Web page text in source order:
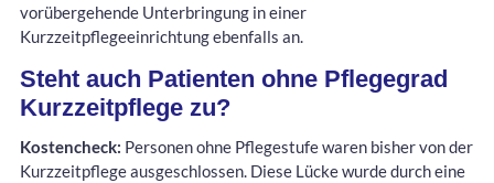
vorübergehende Unterbringung in einer
Kurzzeitpflegeeinrichtung ebenfalls an.
Steht auch Patienten ohne Pflegegrad
Kurzzeitpflege zu?
Kostencheck: Personen ohne Pflegestufe waren bisher von der
Kurzzeitpflege ausgeschlossen. Diese Lücke wurde durch eine